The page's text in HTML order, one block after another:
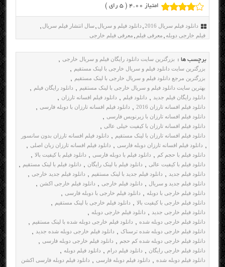
امتیاز 4.00 ( 5 رای )
دانلود فیلم سریال 2016 , دانلود فیلم و سریال ,سال انتشار فیلم سریال ,
فیلم خارجی دوبله , معرفی فیلم , معرفی فیلم خارجی
برچسب ها : بزرگترین سایت دانلود رایگان فیلم و سریال خارجی ,
بزرگترین سایت دانلود فیلم و سریال خارجی با لینک مستقیم ,
بزرگترین مرجع دانلود فیلم و سریال خارجی با لینک مستقیم ,
بهترین سایت دانلود فیلم و سریال خارجی با لینک مستقیم , دانلود رایگان فیلم ,
دانلود رایگان فیلم جدید , دانلود فیلم , دانلود فیلم افسانه تارزان ,
دانلود فیلم افسانه تارزان 2016 , دانلود فیلم افسانه تارزان با دوبله فارسی ,
دانلود فیلم افسانه تارزان با زیرنویس فارسی ,
دانلود فیلم افسانه تارزان با کیفیت خیلی عالی ,
دانلود فیلم افسانه تارزان با لینک مستقیم , دانلود فیلم افسانه تارزان بدون سانسور
, دانلود فیلم افسانه تارزان دوبله فارسی , دانلود فیلم افسانه تارزان زبان اصلی ,
دانلود فیلم با حجم کم , دانلود فیلم با دوبله فارسی , دانلود فیلم با کیفیت بالا ,
دانلود فیلم با کیفیت عالی , دانلود فیلم با لینک رایگان , دانلود فیلم با لینک مستقیم ,
دانلود فیلم جدید , دانلود فیلم جدید با لینک مستقیم , دانلود فیلم جدید خارجی ,
دانلود فیلم جدید و سریال , دانلود فیلم خارجی , دانلود فیلم خارجی اکشن ,
دانلود فیلم خارجی با دوبله , دانلود فیلم خارجی با دوبله فارسی ,
دانلود فیلم خارجی با کیفیت بالا , دانلود فیلم خارجی با لینک مستقیم ,
دانلود فیلم خارجی جدید , دانلود فیلم خارجی دوبله ,
دانلود فیلم خارجی دوبله شده , دانلود فیلم خارجی دوبله شده با لینک مستقیم ,
دانلود فیلم خارجی دوبله شده ترسناک , دانلود فیلم خارجی دوبله شده جدید ,
دانلود فیلم خارجی دوبله شده کم حجم , دانلود فیلم خارجی دوبله فارسی ,
دانلود فیلم خارجی رایگان , دانلود فیلم درام , دانلود فیلم دوبله ,
دانلود فیلم دوبله شده , دانلود فیلم دوبله فارسی , دانلود فیلم دوبله فارسی اکشن